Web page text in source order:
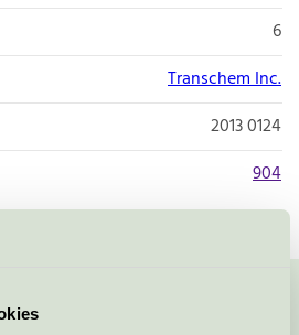
6
Transchem Inc.
2013 0124
904
24 00